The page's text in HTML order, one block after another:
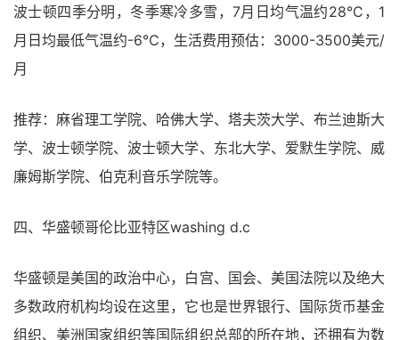
波士顿四季分明，冬季寒冷多雪，7月日均气温约28℃，1
月日均最低气温约-6℃，生活费用预估：3000-3500美元/
月
推荐：麻省理工学院、哈佛大学、塔夫茨大学、布兰迪斯大
学、波士顿学院、波士顿大学、东北大学、爱默生学院、威
廉姆斯学院、伯克利音乐学院等。
四、华盛顿哥伦比亚特区washing d.c
华盛顿是美国的政治中心，白宫、国会、美国法院以及绝大
多数政府机构均设在这里，它也是世界银行、国际货币基金
组织、美洲国家组织等国际组织总部的所在地，还拥有为数